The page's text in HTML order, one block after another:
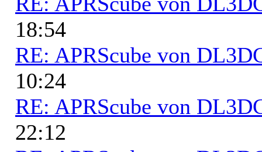
18:54
RE: APRScube von
10:24
RE: APRScube von
22:12